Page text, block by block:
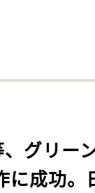
、グリー
に成功。